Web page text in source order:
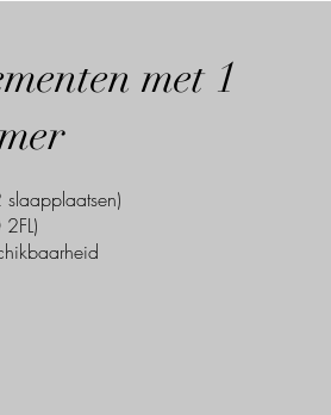
met 1